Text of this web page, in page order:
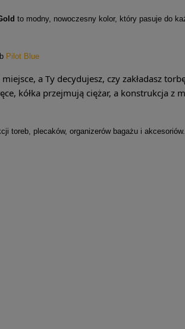
to modny, nowoczesny kolor, który pasuje do
Pilot Blue
a Ty decydujesz, czy zakładasz
kółka przejmują ciężar, a konstrukcja z
toreb, plecaków, organizerów bagażu i akcesoriów.